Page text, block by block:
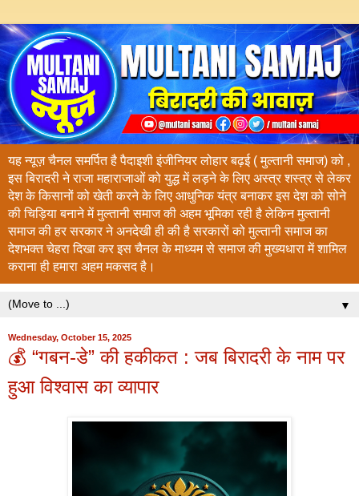
यह न्यूज़ चैनल समर्पित है पैदाइशी इंजीनियर लोहार बढ़ई ( मुल्तानी समाज) को ,
इस बिरादरी ने राजा महाराजाओं को युद्ध में लड़ने के लिए अस्त्र शस्त्र से लेकर
देश के किसानों को खेती करने के लिए आधुनिक यंत्र बनाकर इस देश को सोने
की चिड़िया बनाने में मुल्तानी समाज की अहम भूमिका रही है लेकिन मुल्तानी
समाज की हर सरकार ने अनदेखी ही की है सरकारों को मुल्तानी समाज का
देशभक्त चेहरा दिखा कर इस चैनल के माध्यम से समाज की मुख्यधारा में शामिल
कराना ही हमारा अहम मकसद है।
▼
Wednesday, October 15, 2025
💰 “गबन-डे” की हकीकत : जब बिरादरी के नाम पर
हुआ विश्वास का व्यापार